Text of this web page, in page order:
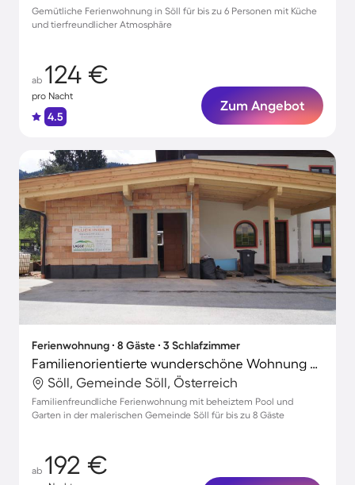
Gemütliche Ferienwohnung in Söll für bis zu 6 Personen mit Küche
und tierfreundlicher Atmosphäre
ab 124 €
pro Nacht
4.5
Zum Angebot
Ferienwohnung ∙ 8 Gäste ∙ 3 Schlafzimmer
Familienorientierte wunderschöne Wohnung mit Terrasse, Garten und beheiztem Pool
Söll, Gemeinde Söll, Österreich
Familienfreundliche Ferienwohnung mit beheiztem Pool und
Garten in der malerischen Gemeinde Söll für bis zu 8 Gäste
ab 192 €